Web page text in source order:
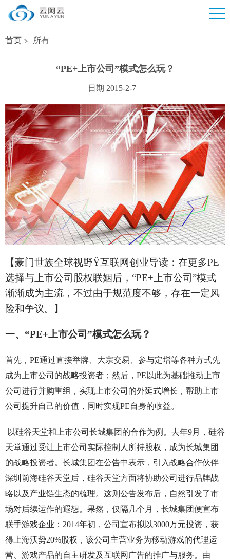
首页 所有
“PE+上市公司”模式怎么玩？
日期 2015-2-7
【豪门世族全球视野Ÿ互联网创业导读：在更多PE
选择与上市公司股权联姻后，“PE+上市公司”模式
渐渐成为主流，不过由于规范度不够，存在一定风
险和争议。】
一、“PE+上市公司”模式怎么玩？
首先，PE通过直接举牌、大宗交易、参与定增等各种方式先
成为上市公司的战略投资者；然后，PE以此为基础推动上市
公司进行并购重组，实现上市公司的外延式增长，帮助上市
公司提升自己的价值，同时实现PE自身的收益。
以硅谷天堂和上市公司长城集团的合作为例。去年9月，硅谷
天堂通过受让上市公司实际控制人所持股权，成为长城集团
的战略投资者。长城集团在公告中表示，引入战略合作伙伴
深圳前海硅谷天堂后，硅谷天堂方面将协助公司进行品牌战
略以及产业链生态的梳理。这则公告发布后，自然引发了市
场对后续运作的遐想。果然，仅隔几个月，长城集团便宣布
联手游戏企业：2014年初，公司宣布拟以3000万元投资，获
得上海沃势20%股权，该公司主营业务为移动游戏的代理运
营、游戏产品的自主研发及互联网广告的推广与服务。由